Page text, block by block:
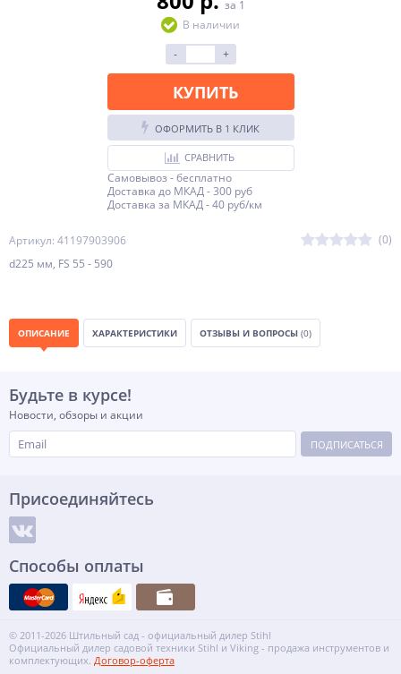
Артикул: 41197903906 (0)
d225 мм, FS 55 - 590
за 1
В наличии
-
+
КУПИТЬ
ОФОРМИТЬ В 1 КЛИК
СРАВНИТЬ
Самовывоз - бесплатно
Доставка до МКАД - 300 руб
Доставка за МКАД - 40 руб/км
ОПИСАНИЕ ХАРАКТЕРИСТИКИ ОТЗЫВЫ И ВОПРОСЫ (0)
Будьте в курсе!
Новости, обзоры и акции
ПОДПИСАТЬСЯ
Присоединяйтесь
Способы оплаты
© 2011-2026 Штильный сад - официальный дилер Stihl
Официальный дилер садовой техники Stihl и Viking - продажа инструментов и
комплектующих. Договор-оферта